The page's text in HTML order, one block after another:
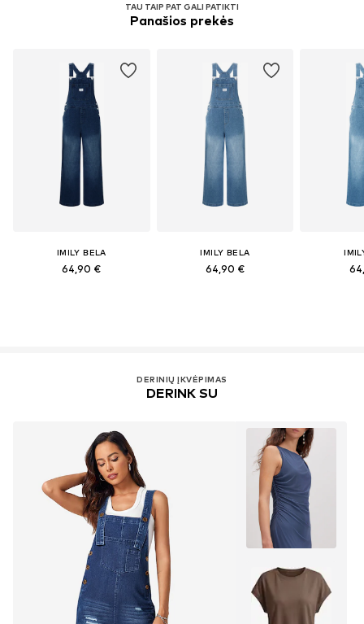
TAU TAIP PAT GALI PATIKTI
Panašios prekės
IMILY BELA
64,90 €
IMILY BELA
64,90 €
DERINIŲ ĮKVĖPIMAS
DERINK SU